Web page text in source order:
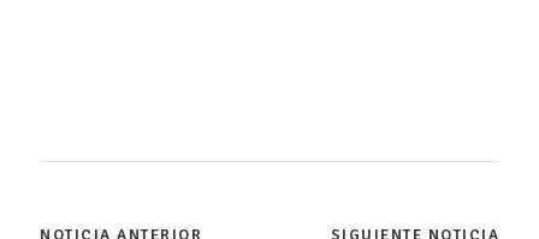
NOTICIA ANTERIOR SIGUIENTE NOTICIA